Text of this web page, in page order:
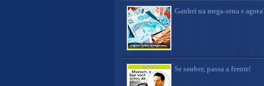
Ganhei na mega-sena e
Se souber, passa a frente!